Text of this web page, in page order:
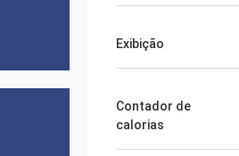
Exibição
Contador de
calorias